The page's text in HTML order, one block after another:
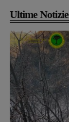
Ultime Notizie